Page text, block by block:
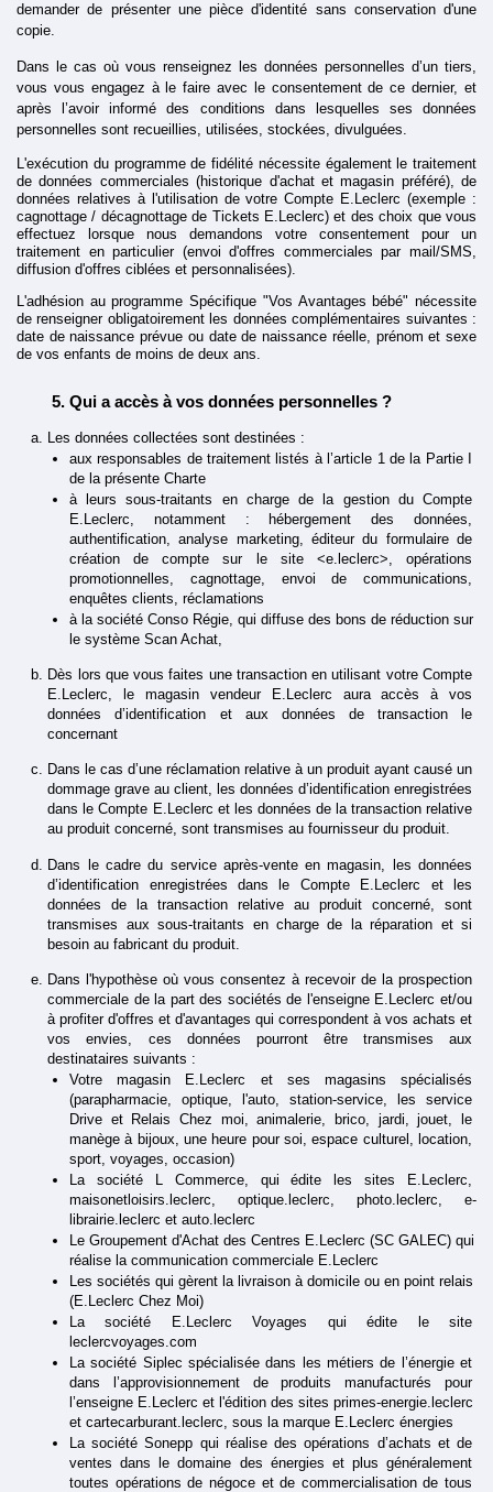
demander de présenter une pièce d'identité sans conservation d'une
copie.
Dans le cas où vous renseignez les données personnelles d’un tiers,
vous vous engagez à le faire avec le consentement de ce dernier, et
après l’avoir informé des conditions dans lesquelles ses données
personnelles sont recueillies, utilisées, stockées, divulguées.
L'exécution du programme de fidélité nécessite également le traitement
de données commerciales (historique d'achat et magasin préféré), de
données relatives à l'utilisation de votre Compte E.Leclerc (exemple :
cagnottage / décagnottage de Tickets E.Leclerc) et des choix que vous
effectuez lorsque nous demandons votre consentement pour un
traitement en particulier (envoi d'offres commerciales par mail/SMS,
diffusion d'offres ciblées et personnalisées).
L'adhésion au programme Spécifique "Vos Avantages bébé" nécessite
de renseigner obligatoirement les données complémentaires suivantes :
date de naissance prévue ou date de naissance réelle, prénom et sexe
de vos enfants de moins de deux ans.
Qui a accès à vos données personnelles ?
Les données collectées sont destinées :
aux responsables de traitement listés à l’article 1 de la Partie I
de la présente Charte
à leurs sous-traitants en charge de la gestion du Compte
E.Leclerc, notamment : hébergement des données,
authentification, analyse marketing, éditeur du formulaire de
création de compte sur le site <e.leclerc>, opérations
promotionnelles, cagnottage, envoi de communications,
enquêtes clients, réclamations
à la société Conso Régie, qui diffuse des bons de réduction sur
le système Scan Achat,
Dès lors que vous faites une transaction en utilisant votre Compte
E.Leclerc, le magasin vendeur E.Leclerc aura accès à vos
données d’identification et aux données de transaction le
concernant
Dans le cas d’une réclamation relative à un produit ayant causé un
dommage grave au client, les données d’identification enregistrées
dans le Compte E.Leclerc et les données de la transaction relative
au produit concerné, sont transmises au fournisseur du produit.
Dans le cadre du service après-vente en magasin, les données
d’identification enregistrées dans le Compte E.Leclerc et les
données de la transaction relative au produit concerné, sont
transmises aux sous-traitants en charge de la réparation et si
besoin au fabricant du produit.
Dans l'hypothèse où vous consentez à recevoir de la prospection
commerciale de la part des sociétés de l'enseigne E.Leclerc et/ou
à profiter d'offres et d'avantages qui correspondent à vos achats et
vos envies, ces données pourront être transmises aux
destinataires suivants :
Votre magasin E.Leclerc et ses magasins spécialisés
(parapharmacie, optique, l'auto, station-service, les service
Drive et Relais Chez moi, animalerie, brico, jardi, jouet, le
manège à bijoux, une heure pour soi, espace culturel, location,
sport, voyages, occasion)
La société L Commerce, qui édite les sites E.Leclerc,
maisonetloisirs.leclerc, optique.leclerc, photo.leclerc, e-
librairie.leclerc et auto.leclerc
Le Groupement d'Achat des Centres E.Leclerc (SC GALEC) qui
réalise la communication commerciale E.Leclerc
Les sociétés qui gèrent la livraison à domicile ou en point relais
(E.Leclerc Chez Moi)
La société E.Leclerc Voyages qui édite le site
leclercvoyages.com
La société Siplec spécialisée dans les métiers de l’énergie et
dans l’approvisionnement de produits manufacturés pour
l’enseigne E.Leclerc et l'édition des sites primes-energie.leclerc
et cartecarburant.leclerc, sous la marque E.Leclerc énergies
La société Sonepp qui réalise des opérations d’achats et de
ventes dans le domaine des énergies et plus généralement
toutes opérations de négoce et de commercialisation de tous